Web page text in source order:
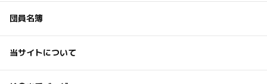
団員名簿
当サイトについて